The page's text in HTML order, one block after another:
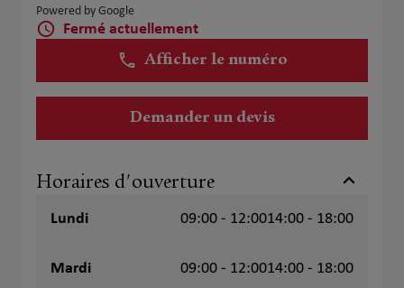
Powered by Google
Fermé actuellement
Afficher le numéro
Demander un devis
Horaires d'ouverture
Lundi 09:00 - 12:0014:00 - 18:00
Mardi 09:00 - 12:0014:00 - 18:00